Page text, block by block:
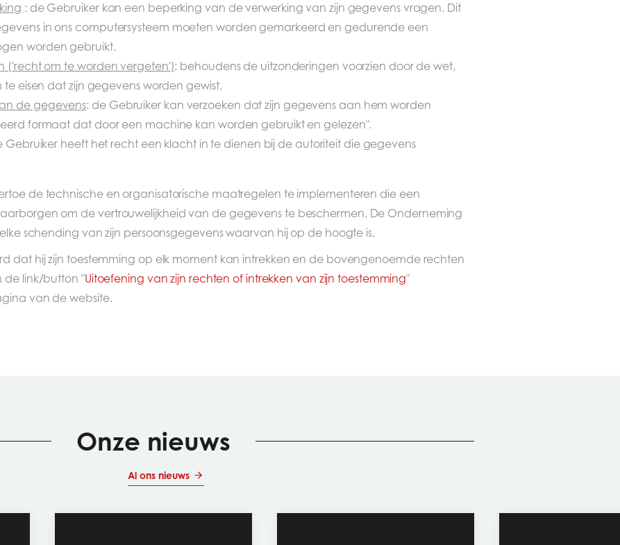
: de Gebruiker kan een beperking van de verwerking van zijn gegevens vragen. Dit
in ons computersysteem moeten worden gemarkeerd en gedurende een
worden gebruikt.
('recht om te worden vergeten'): behoudens de uitzonderingen voorzien door de wet,
eisen dat zijn gegevens worden gewist.
de gegevens: de Gebruiker kan verzoeken dat zijn gegevens aan hem worden
formaat dat door een machine kan worden gebruikt en gelezen".
Gebruiker heeft het recht een klacht in te dienen bij de autoriteit die gegevens
de technische en organisatorische maatregelen te implementeren die een
om de vertrouwelijkheid van de gegevens te beschermen. De Onderneming
schending van zijn persoonsgegevens waarvan hij op de hoogte is.
dat hij zijn toestemming op elk moment kan intrekken en de bovengenoemde rechten
de link/button "Uitoefening van zijn rechten of intrekken van zijn toestemming"
van de website.
Onze nieuws
Al ons nieuws